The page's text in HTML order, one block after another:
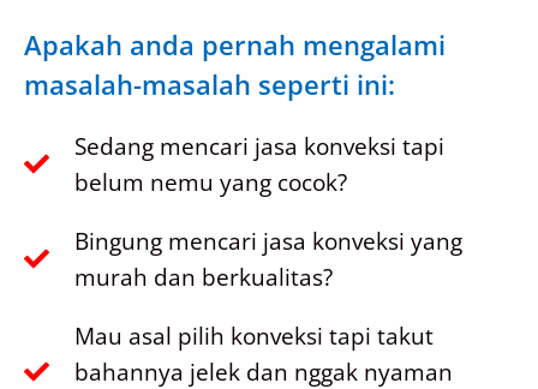
Apakah anda pernah mengalami
masalah-masalah seperti ini:
Sedang mencari jasa konveksi tapi
belum nemu yang cocok?
Bingung mencari jasa konveksi yang
murah dan berkualitas?
Mau asal pilih konveksi tapi takut
bahannya jelek dan nggak nyaman